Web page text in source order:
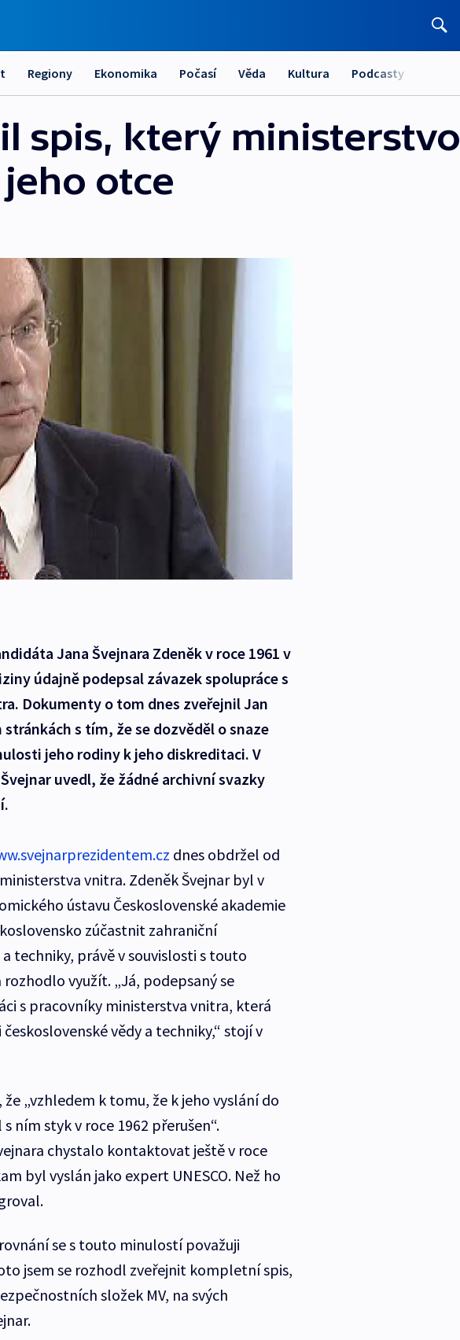
Regiony Ekonomika Počasí Věda Kultura Podcasty
spis, který ministerstvo
otce
Jana Švejnara Zdeněk v roce 1961 v
údajně podepsal závazek spolupráce s
Dokumenty o tom dnes zveřejnil Jan
s tím, že se dozvěděl o snaze
jeho rodiny k jeho diskreditaci. V
uvedl, že žádné archivní svazky
dnes obdržel od
vnitra. Zdeněk Švejnar byl v
ústavu Československé akademie
zúčastnit zahraniční
techniky, právě v souvislosti s touto
využít. „Já, podepsaný se
s pracovníky ministerstva vnitra, která
vědy a techniky,“ stojí v
„vzhledem k tomu, že k jeho vyslání do
ním styk v roce 1962 přerušen“.
chystalo kontaktovat ještě v roce
byl vyslán jako expert UNESCO. Než ho
se s touto minulostí považuji
jsem se rozhodl zveřejnit kompletní spis,
složek MV, na svých